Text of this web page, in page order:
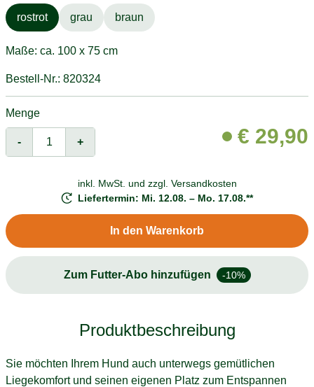
rostrot grau braun
Maße: ca. 100 x 75 cm
Bestell-Nr.: 820324
Menge
- + € 29,90
inkl. MwSt. und zzgl. Versandkosten
Liefertermin: Mi. 12.08. – Mo. 17.08.**
In den Warenkorb
Zum Futter-Abo hinzufügen -10%
Produktbeschreibung
Sie möchten Ihrem Hund auch unterwegs gemütlichen
Liegekomfort und seinen eigenen Platz zum Entspannen